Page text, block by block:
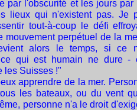
par l'obscurité et les jours par
lieux qui n'existent pas. Je
tout-à-coup le défi
mouvement perpétuel de la
alors le temps, si ce
qui est humain ne dure -
les Suisses !"
apprendre de la mer.
les bateaux, ou du vent
personne n'a le droit